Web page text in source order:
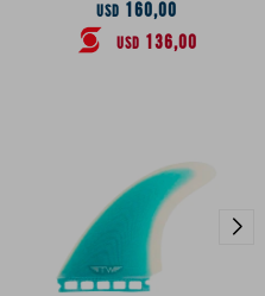
USD 160,00
USD 136,00